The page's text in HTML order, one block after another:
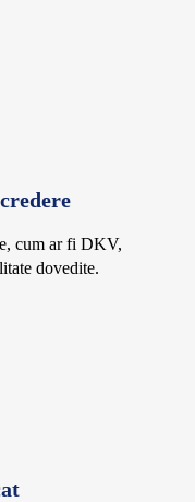
cum ar fi DKV,
dovedite.